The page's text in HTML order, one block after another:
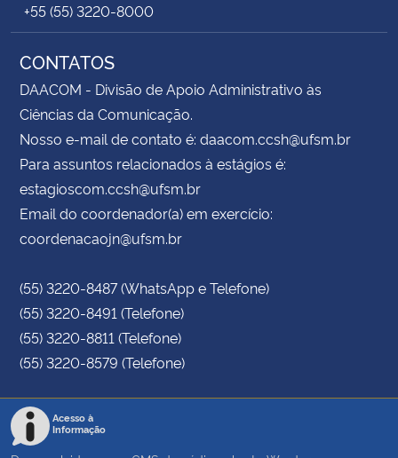
+55 (55) 3220-8000
CONTATOS
DAACOM - Divisão de Apoio Administrativo às
Ciências da Comunicação.
Nosso e-mail de contato é: daacom.ccsh@ufsm.br
Para assuntos relacionados à estágios é:
estagioscom.ccsh@ufsm.br
Email do coordenador(a) em exercício:
coordenacaojn@ufsm.br
(55) 3220-8487 (WhatsApp e Telefone)
(55) 3220-8491 (Telefone)
(55) 3220-8811 (Telefone)
(55) 3220-8579 (Telefone)
Acesso à
Informação